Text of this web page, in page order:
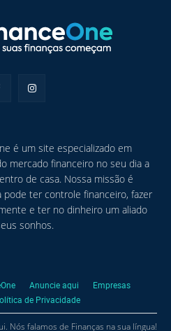
é um site especializado em
mercado financeiro no seu dia a
de casa. Nossa missão é
ter controle financeiro, fazer
e ter no dinheiro um aliado
sonhos.
Anuncie aqui
Empresas
de Privacidade
Nós falamos de Finanças na sua língua!